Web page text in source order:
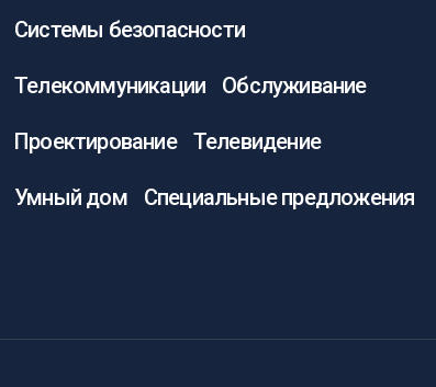
Системы безопасности
Телекоммуникации Обслуживание
Проектирование Телевидение
Умный дом Специальные предложения